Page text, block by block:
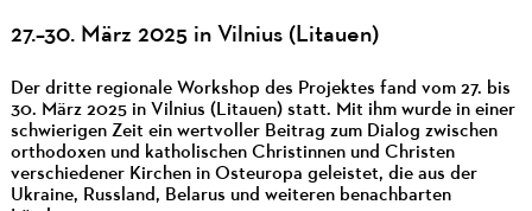
27.–30. März 2025 in Vilnius (Litauen)
Der dritte regionale Workshop des Projektes fand vom 27. bis
30. März 2025 in Vilnius (Litauen) statt. Mit ihm wurde in einer
schwierigen Zeit ein wertvoller Beitrag zum Dialog zwischen
orthodoxen und katholischen Christinnen und Christen
verschiedener Kirchen in Osteuropa geleistet, die aus der
Ukraine, Russland, Belarus und weiteren benachbarten